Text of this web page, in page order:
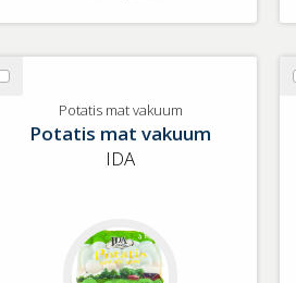
Välj
mat
Potatis mat vakuum
Potatis mat vakuum
IDA